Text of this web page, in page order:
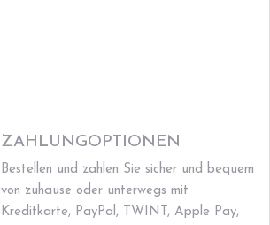
ZAHLUNGOPTIONEN
Bestellen und zahlen Sie sicher und bequem
von zuhause oder unterwegs mit
Kreditkarte, PayPal, TWINT, Apple Pay,